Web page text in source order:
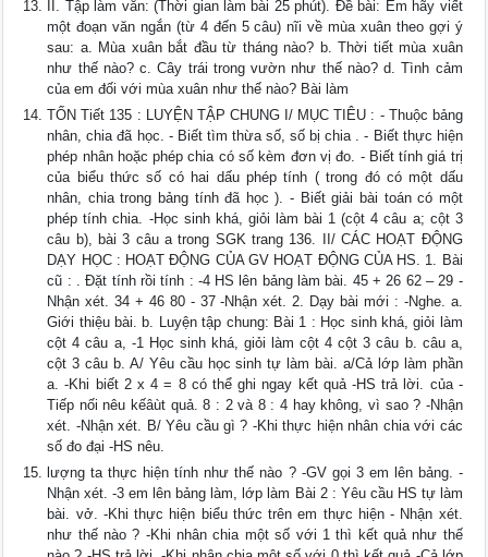
II. Tập làm văn: (Thời gian làm bài 25 phút). Đề bài: Em hãy viết
một đoạn văn ngắn (từ 4 đến 5 câu) nĩi về mùa xuân theo gợi ý
sau: a. Mùa xuân bắt đầu từ tháng nào? b. Thời tiết mùa xuân
như thế nào? c. Cây trái trong vườn như thế nào? d. Tình cảm
của em đối với mùa xuân như thế nào? Bài làm
TỐN Tiết 135 : LUYỆN TẬP CHUNG I/ MỤC TIÊU : - Thuộc bảng
nhân, chia đã học. - Biết tìm thừa số, số bị chia . - Biết thực hiện
phép nhân hoặc phép chia có số kèm đơn vị đo. - Biết tính giá trị
của biểu thức số có hai dấu phép tính ( trong đó có một dấu
nhân, chia trong bảng tính đã học ). - Biết giải bài toán có một
phép tính chia. -Học sinh khá, giỏi làm bài 1 (cột 4 câu a; cột 3
câu b), bài 3 câu a trong SGK trang 136. II/ CÁC HOẠT ĐỘNG
DẠY HỌC : HOẠT ĐỘNG CỦA GV HOẠT ĐỘNG CỦA HS. 1. Bài
cũ : . Đặt tính rồi tính : -4 HS lên bảng làm bài. 45 + 26 62 – 29 -
Nhận xét. 34 + 46 80 - 37 -Nhận xét. 2. Dạy bài mới : -Nghe. a.
Giới thiệu bài. b. Luyện tập chung: Bài 1 : Học sinh khá, giỏi làm
cột 4 câu a, -1 Học sinh khá, giỏi làm cột 4 cột 3 câu b. câu a,
cột 3 câu b. A/ Yêu cầu học sinh tự làm bài. a/Cả lớp làm phần
a. -Khi biết 2 x 4 = 8 có thể ghi ngay kết quả -HS trả lời. của -
Tiếp nối nêu kếâùt quả. 8 : 2 và 8 : 4 hay không, vì sao ? -Nhận
xét. -Nhận xét. B/ Yêu cầu gì ? -Khi thực hiện nhân chia với các
số đo đại -HS nêu.
lượng ta thực hiện tính như thế nào ? -GV gọi 3 em lên bảng. -
Nhận xét. -3 em lên bảng làm, lớp làm Bài 2 : Yêu cầu HS tự làm
bài. vở. -Khi thực hiện biểu thức trên em thực hiện - Nhận xét.
như thế nào ? -Khi nhân chia một số với 1 thì kết quả như thế